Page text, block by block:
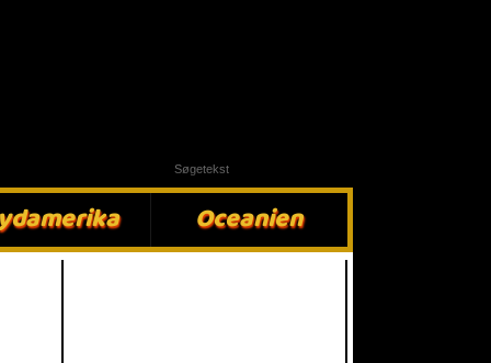
Oceanien​